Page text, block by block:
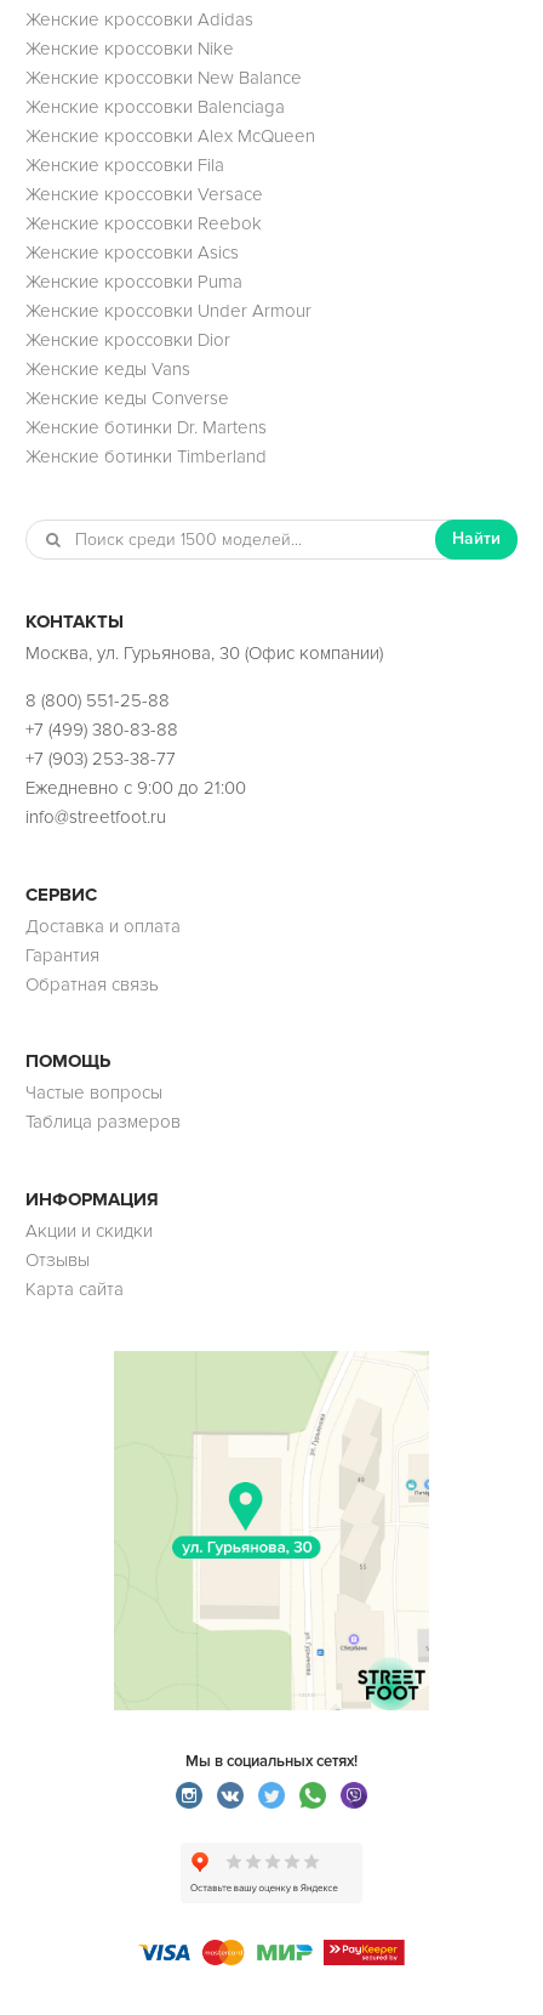
Женские кроссовки Adidas
Женские кроссовки Nike
Женские кроссовки New Balance
Женские кроссовки Balenciaga
Женские кроссовки Alex McQueen
Женские кроссовки Fila
Женские кроссовки Versace
Женские кроссовки Reebok
Женские кроссовки Asics
Женские кроссовки Puma
Женские кроссовки Under Armour
Женские кроссовки Dior
Женские кеды Vans
Женские кеды Converse
Женские ботинки Dr. Martens
Женские ботинки Timberland
Найти
КОНТАКТЫ
Москва, ул. Гурьянова, 30 (Офис компании)
8 (800) 551-25-88
+7 (499) 380-83-88
+7 (903) 253-38-77
Ежедневно с 9:00 до 21:00
info@streetfoot.ru
СЕРВИС
Доставка и оплата
Гарантия
Обратная связь
ПОМОЩЬ
Частые вопросы
Таблица размеров
ИНФОРМАЦИЯ
Акции и скидки
Отзывы
Карта сайта
Мы в социальных сетях!